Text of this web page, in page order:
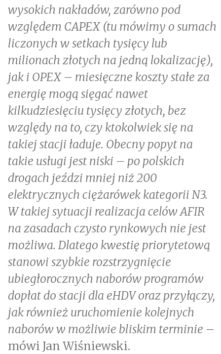
wysokich nakładów, zarówno pod
względem CAPEX (tu mówimy o sumach
liczonych w setkach tysięcy lub
milionach złotych na jedną lokalizację),
jak i OPEX – miesięczne koszty stałe za
energię mogą sięgać nawet
kilkudziesięciu tysięcy złotych, bez
względy na to, czy ktokolwiek się na
takiej stacji ładuje. Obecny popyt na
takie usługi jest niski – po polskich
drogach jeździ mniej niż 200
elektrycznych ciężarówek kategorii N3.
W takiej sytuacji realizacja celów AFIR
na zasadach czysto rynkowych nie jest
możliwa. Dlatego kwestię priorytetową
stanowi szybkie rozstrzygnięcie
ubiegłorocznych naborów programów
dopłat do stacji dla eHDV oraz przyłączy,
jak również uruchomienie kolejnych
naborów w możliwie bliskim terminie –
mówi Jan Wiśniewski.